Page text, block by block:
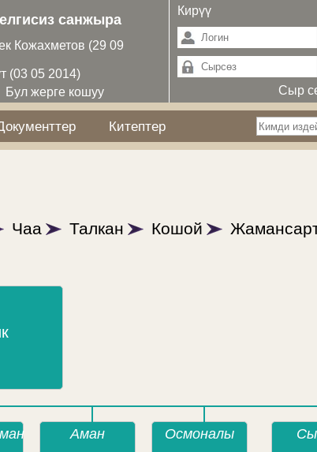
санжыра
Кожахметов (29 09
(03 05 2014)
Бул жерге кошуу
Кирүү
Сыр
Китептер
Чаа Талкан Кошой
Аман Осмоналы